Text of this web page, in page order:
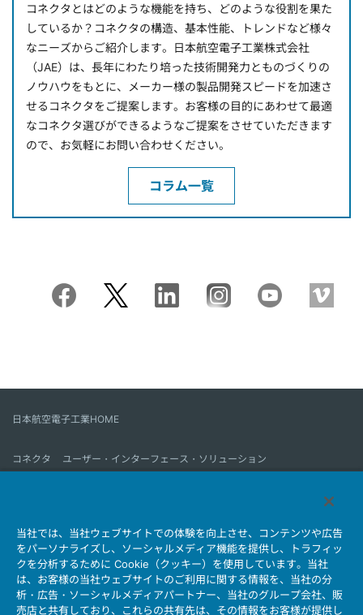
コネクタとはどのような機能を持ち、どのような役割を果た
しているか？コネクタの構造、基本性能、トレンドなど様々
なニーズからご紹介します。日本航空電子工業株式会社
（JAE）は、長年にわたり培った技術開発力とものづくりの
ノウハウをもとに、メーカー様の製品開発スピードを加速さ
せるコネクタをご提案します。お客様の目的にあわせて最適
なコネクタ選びができるようなご提案をさせていただきます
ので、お気軽にお問い合わせください。
コラム一覧
日本航空電子工業HOME
コネクタ
ユーザー・インターフェース・ソリューション
会社情報 サステナビリティ IR情報 採用情報
会社情報新着一覧
製品情報新着一覧
サイトマップ お問い合わせ
当社では、当社ウェブサイトでの体験を向上させ、コンテンツや広告
をパーソナライズし、ソーシャルメディア機能を提供し、トラフィッ
クを分析するために Cookie（クッキー）を使用しています。当社
は、お客様の当社ウェブサイトのご利用に関する情報を、当社の分
析・広告・ソーシャルメディアパートナー、当社のグループ会社、販
売店と共有しており、これらの共有先は、その情報をお客様が提供し